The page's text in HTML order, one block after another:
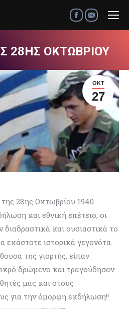
Facebook
Mail
28ΗΣ ΟΚΤΩΒΡΙΟΥ
ΟΚΤ
27
της 28ης Οκτωβρίου 1940.
και εθνική επέτειο, οι
και ουσιαστικά το
εκάστοτε ιστορικά γεγονότα.
της γιορτής, είπαν
δρώμενο και τραγούδησαν .
μας και στους
για την όμορφη εκδήλωση!!